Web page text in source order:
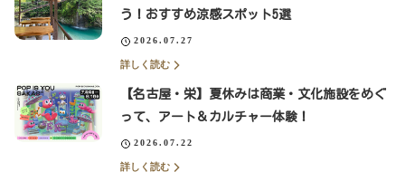
う！おすすめ涼感スポット5選
2026.07.27
詳しく読む
【名古屋・栄】夏休みは商業・文化施設をめぐ
って、アート＆カルチャー体験！
2026.07.22
詳しく読む